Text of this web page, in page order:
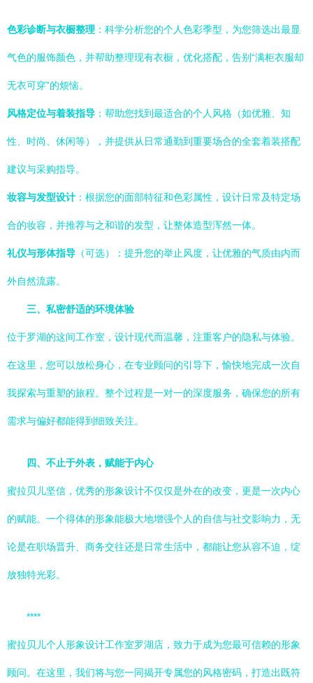
色彩诊断与衣橱整理 ：科学分析您的个人色彩季型，为您筛选出最显
气色的服饰颜色，并帮助整理现有衣橱，优化搭配，告别“满柜衣服却
无衣可穿”的烦恼。
风格定位与着装指导 ：帮助您找到最适合的个人风格（如优雅、知
性、时尚、休闲等），并提供从日常通勤到重要场合的全套着装搭配
建议与采购指导。
妆容与发型设计 ：根据您的面部特征和色彩属性，设计日常及特定场
合的妆容，并推荐与之和谐的发型，让整体造型浑然一体。
礼仪与形体指导 （可选）：提升您的举止风度，让优雅的气质由内而
外自然流露。
三、私密舒适的环境体验
位于罗湖的这间工作室，设计现代而温馨，注重客户的隐私与体验。
在这里，您可以放松身心，在专业顾问的引导下，愉快地完成一次自
我探索与重塑的旅程。整个过程是一对一的深度服务，确保您的所有
需求与偏好都能得到细致关注。
四、不止于外表，赋能于内心
蜜拉贝儿坚信，优秀的形象设计不仅仅是外在的改变，更是一次内心
的赋能。一个得体的形象能极大地增强个人的自信与社交影响力，无
论是在职场晋升、商务交往还是日常生活中，都能让您从容不迫，绽
放独特光彩。
****
蜜拉贝儿个人形象设计工作室罗湖店，致力于成为您最可信赖的形象
顾问。在这里，我们将与您一同揭开专属您的风格密码，打造出既符